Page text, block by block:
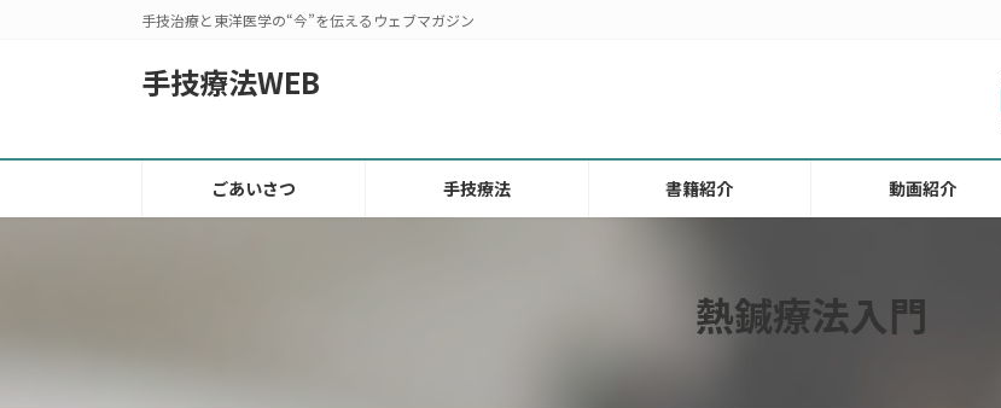
へ
キ
ョ
に
手技治療と東洋医学の“今”を伝えるウェブマガジン
手技療法WEB
ごあいさつ 手技療法 書籍紹介 動画紹介
熱鍼療法入門